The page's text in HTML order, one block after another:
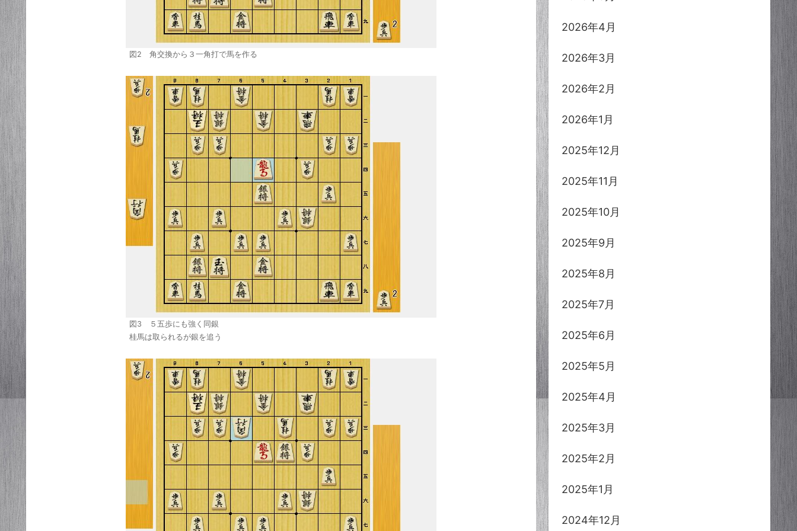
図2 角交換から３一角打で馬を作る
図3 ５五歩にも強く同銀
桂馬は取られるが銀を追う
2026年4月
2026年3月
2026年2月
2026年1月
2025年12月
2025年11月
2025年10月
2025年9月
2025年8月
2025年7月
2025年6月
2025年5月
2025年4月
2025年3月
2025年2月
2025年1月
2024年12月